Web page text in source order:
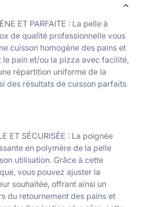
ET PARFAITE : La pelle à
de qualité professionnelle vous
cuisson homogène des pains et
le pain et/ou la pizza avec facilité,
répartition uniforme de la
des résultats de cuisson parfaits
ET SÉCURISÉE : La poignée
en polymère de la pelle
utilisation. Grâce à cette
vous pouvez ajuster la
souhaitée, offrant ainsi un
du retournement des pains et